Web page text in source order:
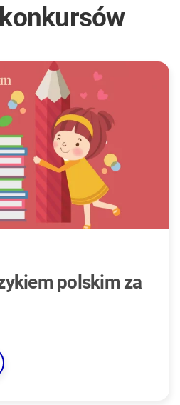
polskim za